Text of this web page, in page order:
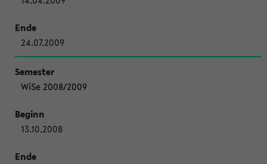
24.07.2009
WiSe 2008/2009
13.10.2008